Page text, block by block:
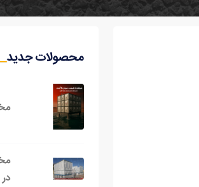
محصولات جدید
در 3 در ارتفاع3